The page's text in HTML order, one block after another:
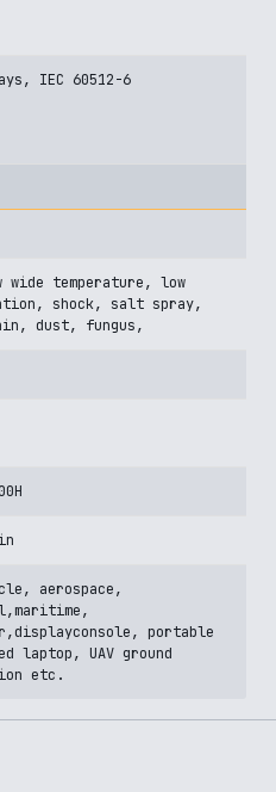
IEC 60512-6
wide temperature, low
shock, salt spray,
dust, fungus,
aerospace,
portable
laptop, UAV ground
etc.